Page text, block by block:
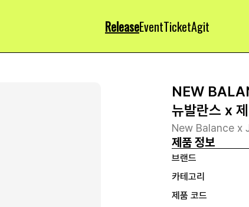
ReleaseEventTicketAgit
NEW
뉴발란스 x
New Balance x
제품 정보
브랜드
카테고리
제품 코드